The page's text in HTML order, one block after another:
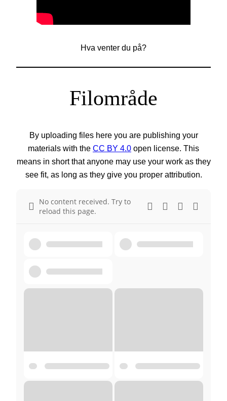
Hva venter du på?
Filområde
By uploading files here you are publishing your
materials with the CC BY 4.0 open license. This
means in short that anyone may use your work as they
see fit, as long as they give you proper attribution.
No content received. Try to
reload this page.